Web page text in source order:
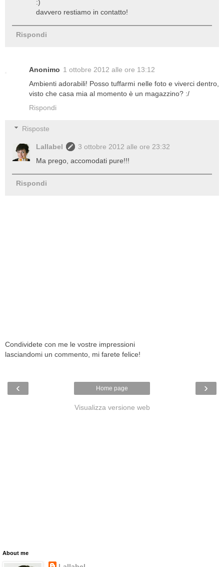
:)
davvero restiamo in contatto!
Rispondi
Anonimo 1 ottobre 2012 alle ore 13:12
Ambienti adorabili! Posso tuffarmi nelle foto e viverci dentro,
visto che casa mia al momento è un magazzino? :/
Rispondi
Risposte
Lallabel
3 ottobre 2012 alle ore 23:32
Ma prego, accomodati pure!!!
Rispondi
Condividete con me le vostre impressioni
lasciandomi un commento, mi farete felice!
‹ ›
Home page
Visualizza versione web
About me